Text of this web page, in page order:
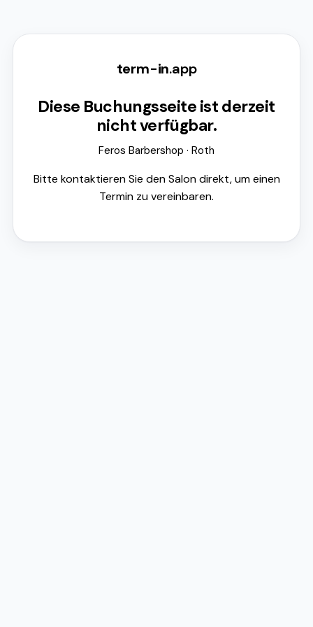
term-in.app
Diese Buchungsseite ist derzeit
nicht verfügbar.
Feros Barbershop · Roth
Bitte kontaktieren Sie den Salon direkt, um einen
Termin zu vereinbaren.